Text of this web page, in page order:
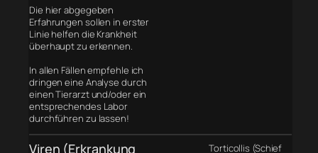
Die hier abgegeben
Erfahrungen sollen in erster
Linie helfen die Krankheit
überhaupt zu erkennen.
In allen Fällen empfehle ich
dringen eine Analyse durch
einen Tierarzt und/oder ein
entsprechendes Labor
durchführen zu lassen!
Viren (Erkrankung
Torticollis (Schief